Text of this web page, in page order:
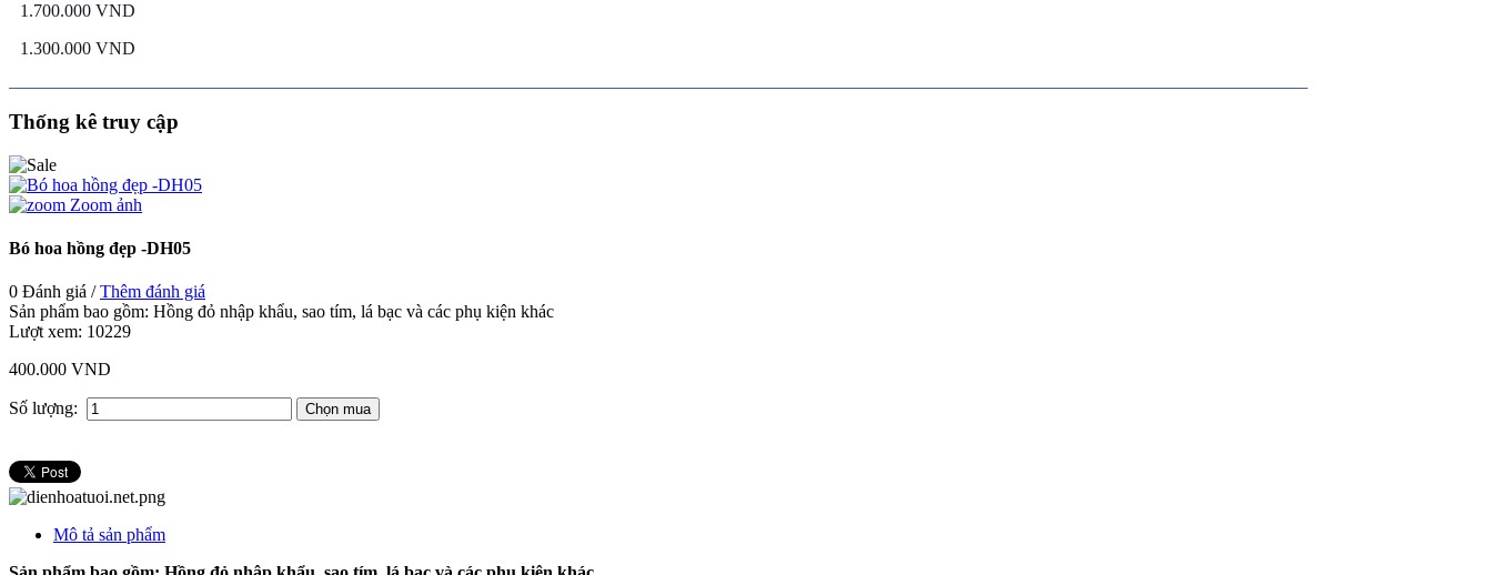
1.700.000 VND
1.300.000 VND
Thống kê truy cập
Zoom ảnh
Bó hoa hồng đẹp -DH05
0 Đánh giá /Thêm đánh giá
Sản phẩm bao gồm: Hồng đỏ nhập khẩu, sao tím, lá bạc và các phụ kiện khác
Lượt xem: 10229
400.000 VND
Số lượng:
Mô tả sản phẩm